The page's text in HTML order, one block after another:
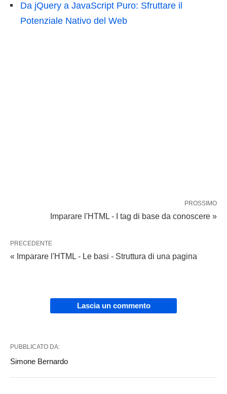
Da jQuery a JavaScript Puro: Sfruttare il
Potenziale Nativo del Web
PROSSIMO
Imparare l'HTML - I tag di base da conoscere »
PRECEDENTE
« Imparare l'HTML - Le basi - Struttura di una pagina
Lascia un commento
PUBBLICATO DA:
Simone Bernardo